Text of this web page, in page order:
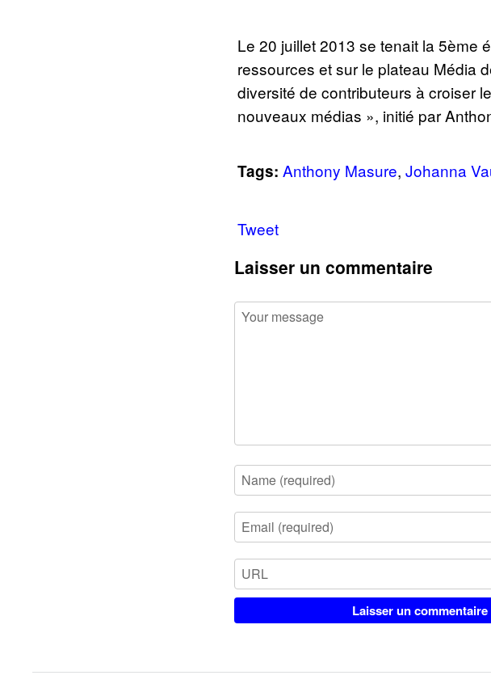
Le 20 juillet 2013 se tenait la 5ème
ressources et sur le plateau Média
diversité de contributeurs à croiser
nouveaux médias », initié par
Tags: Anthony Masure, Johanna
Tweet
Laisser un commentaire